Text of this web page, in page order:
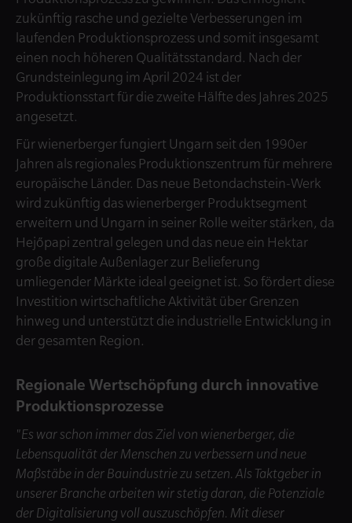
zukünftig rasche und gezielte Verbesserungen im
laufenden Produktionsprozess und somit insgesamt
einen noch höheren Qualitätsstandard. Nach der
Grundsteinlegung im April 2024 ist der
Produktionsstart für die zweite Hälfte des Jahres 2025
angesetzt.
Für wienerberger fungiert Ungarn seit den 1990er
Jahren als regionales Produktionszentrum für mehrere
europäische Länder. Das neue Betondachstein-Werk
wird zukünftig das wienerberger Produktsegment
erweitern und Ungarn in seiner Rolle weiter stärken, da
Hejőpapi zentral gelegen und das neue ein Hektar
große digitale Außenlager zur Belieferung
umliegender Märkte ideal geeignet ist. So fördert diese
Investition wirtschaftliche Aktivität über Grenzen
hinweg und unterstützt die industrielle Entwicklung in
der gesamten Region.
Regionale Wertschöpfung durch innovative
Produktionsprozesse
"Es war schon immer das Ziel von wienerberger, die
Lebensqualität der Menschen zu verbessern und neue
Maßstäbe in der Bauindustrie zu setzen. Als Taktgeber in
unserer Branche arbeiten wir stetig daran, die Potenziale
der Digitalisierung voll auszuschöpfen. Mit dieser